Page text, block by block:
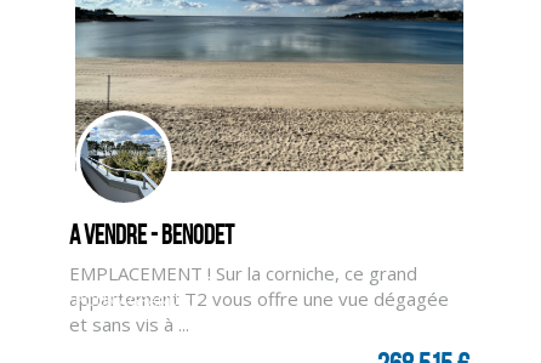
CLIQUER ICI POUR AGRANDIR
A vendre - BENODET
EMPLACEMENT ! Sur la corniche, ce grand
appartement T2 vous offre une vue dégagée
et sans vis à ...